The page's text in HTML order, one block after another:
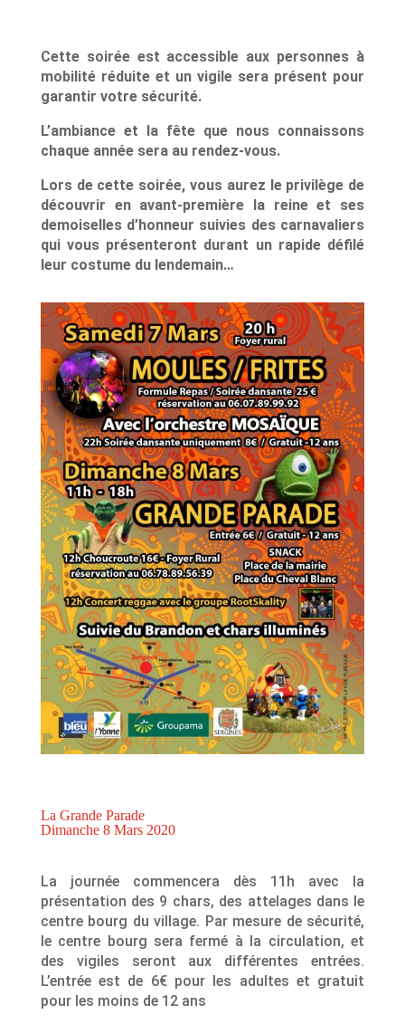
Cette soirée est accessible aux personnes à
mobilité réduite et un vigile sera présent pour
garantir votre sécurité.
L’ambiance et la fête que nous connaissons
chaque année sera au rendez-vous.
Lors de cette soirée, vous aurez le privilège de
découvrir en avant-première la reine et ses
demoiselles d’honneur suivies des carnavaliers
qui vous présenteront durant un rapide défilé
leur costume du lendemain…
La Grande Parade
Dimanche 8 Mars 2020
La journée commencera dès 11h avec la
présentation des 9 chars, des attelages dans le
centre bourg du village. Par mesure de sécurité,
le centre bourg sera fermé à la circulation, et
des vigiles seront aux différentes entrées.
L’entrée est de 6€ pour les adultes et gratuit
pour les moins de 12 ans